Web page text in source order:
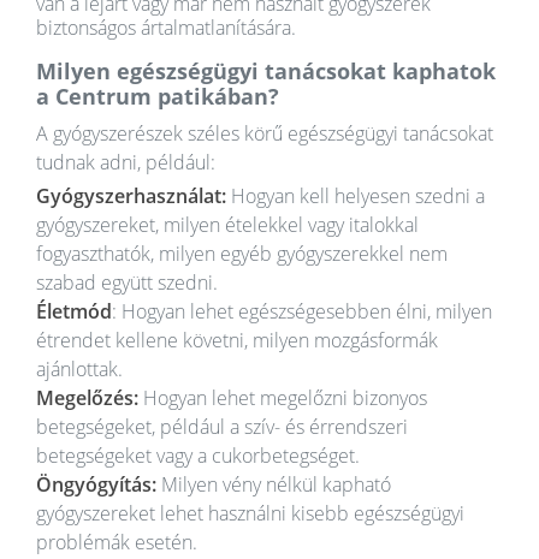
biztonságos ártalmatlanítására.
Milyen egészségügyi tanácsokat kaphatok
a Centrum patikában?
A gyógyszerészek széles körű egészségügyi tanácsokat
tudnak adni, például:
Gyógyszerhasználat: Hogyan kell helyesen szedni a
gyógyszereket, milyen ételekkel vagy italokkal
fogyaszthatók, milyen egyéb gyógyszerekkel nem
szabad együtt szedni.
Életmód: Hogyan lehet egészségesebben élni, milyen
étrendet kellene követni, milyen mozgásformák
ajánlottak.
Megelőzés: Hogyan lehet megelőzni bizonyos
betegségeket, például a szív- és érrendszeri
betegségeket vagy a cukorbetegséget.
Öngyógyítás: Milyen vény nélkül kapható
gyógyszereket lehet használni kisebb egészségügyi
problémák esetén.